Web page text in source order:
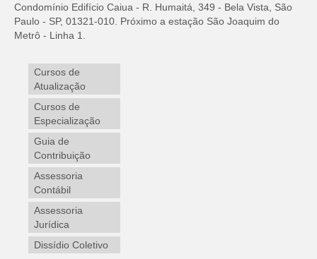
Condomínio Edifício Caiua - R. Humaitá, 349 - Bela Vista, São
Paulo - SP, 01321-010. Próximo a estação São Joaquim do
Metrô - Linha 1.
Cursos de
Atualização
Cursos de
Especialização
Guia de
Contribuição
Assessoria
Contábil
Assessoria
Jurídica
Dissídio Coletivo